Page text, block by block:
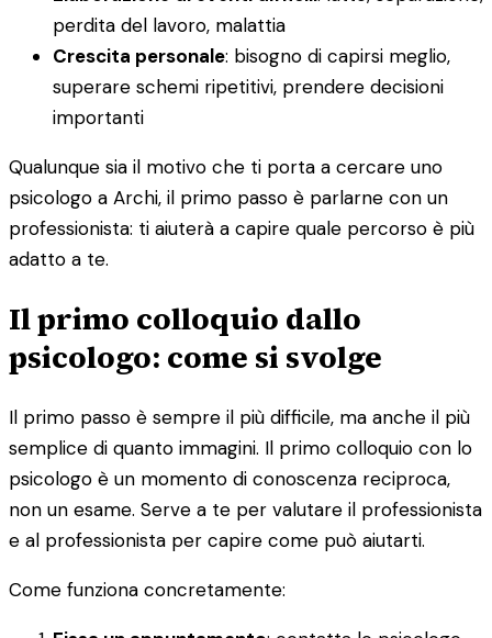
perdita del lavoro, malattia
Crescita personale: bisogno di capirsi meglio,
superare schemi ripetitivi, prendere decisioni
importanti
Qualunque sia il motivo che ti porta a cercare uno
psicologo a Archi, il primo passo è parlarne con un
professionista: ti aiuterà a capire quale percorso è più
adatto a te.
Il primo colloquio dallo
psicologo: come si svolge
Il primo passo è sempre il più difficile, ma anche il più
semplice di quanto immagini. Il primo colloquio con lo
psicologo è un momento di conoscenza reciproca,
non un esame. Serve a te per valutare il professionista
e al professionista per capire come può aiutarti.
Come funziona concretamente: